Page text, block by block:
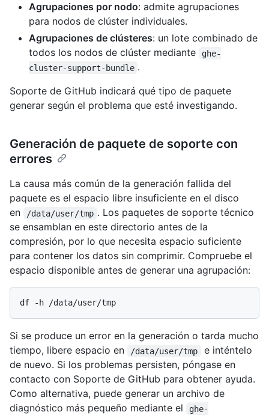
Agrupaciones por nodo: admite agrupaciones
para nodos de clúster individuales.
Agrupaciones de clústeres: un lote combinado de
todos los nodos de clúster mediante
ghe-
cluster-support-bundle .
Soporte de GitHub indicará qué tipo de paquete
generar según el problema que esté investigando.
Generación de paquete de soporte con
errores
La causa más común de la generación fallida del
paquete es el espacio libre insuficiente en el disco
en
/data/user/tmp . Los paquetes de soporte técnico
se ensamblan en este directorio antes de la
compresión, por lo que necesita espacio suficiente
para contener los datos sin comprimir. Compruebe el
espacio disponible antes de generar una agrupación:
Si se produce un error en la generación o tarda mucho
tiempo, libere espacio en
/data/user/tmp
e inténtelo
de nuevo. Si los problemas persisten, póngase en
contacto con Soporte de GitHub para obtener ayuda.
Como alternativa, puede generar un archivo de
diagnóstico más pequeño mediante el
ghe-